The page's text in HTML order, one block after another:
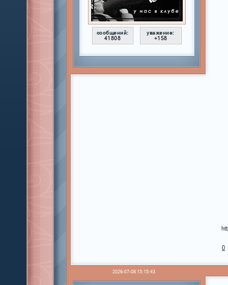
сообщений:
41808
уважение:
+158
0
2026-07-08 15:15:43